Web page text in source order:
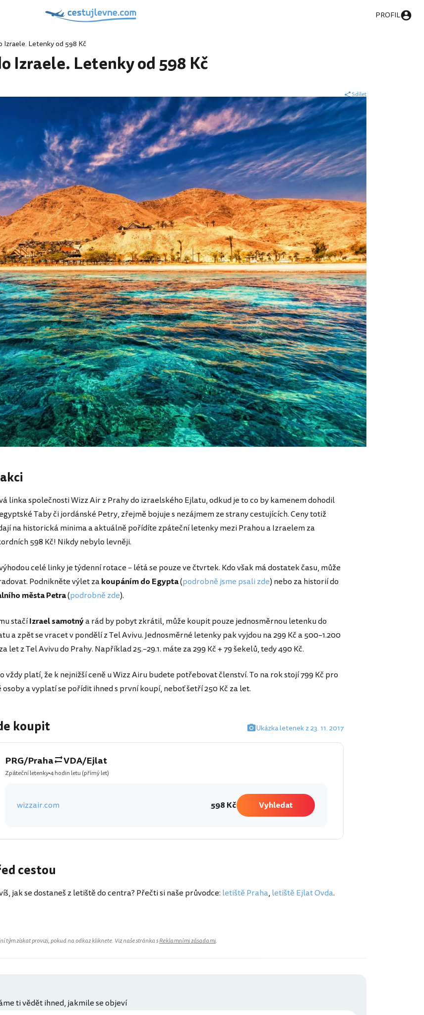
PROFIL
Letenky od 598 Kč
Izraele. Letenky od 598 Kč
Sdílet
linka společnosti Wizz Air z Prahy do izraelského Ejlatu, odkud je to co by kamenem dohodil
Taby či jordánské Petry, zřejmě bojuje s nezájmem ze strany cestujících. Ceny totiž
na historická minima a aktuálně pořídíte zpáteční letenky mezi Prahou a Izraelem za
598 Kč! Nikdy nebylo levněji.
celé linky je týdenní rotace – létá se pouze ve čtvrtek. Kdo však má dostatek času, může
Podnikněte výlet zakoupáním do Egypta(podrobně jsme psali zde) nebo za historií do
města Petra(podrobně zde).
stačíIzrael samotnýa rád by pobyt zkrátil, může koupit pouze jednosměrnou letenku do
a zpět se vracet v pondělí z Tel Avivu. Jednosměrné letenky pak vyjdou na 299 Kč a 500–1.200
let z Tel Avivu do Prahy. Například 25.–29.1. máte za 299 Kč + 79 šekelů, tedy 490 Kč.
vždy platí, že k nejnižší ceně u Wizz Airu budete potřebovat členství. To na rok stojí 799 Kč pro
osoby a vyplatí se pořídit ihned s první koupí, neboť šetří 250 Kč za let.
koupit Ukázka letenek z 23. 11. 2017
PRG/Praha VDA/Ejlat
Zpáteční letenky4 hodin letu (přímý let)
wizzair.com 598 Kč Vyhledat
cestou
jak se dostaneš z letiště do centra? Přečti si naše průvodce: letiště Praha, letiště Ejlat Ovda.
tým získat provizi, pokud na odkaz kliknete. Viz naše stránka sReklamními zásadami.
ti vědět ihned, jakmile se objeví